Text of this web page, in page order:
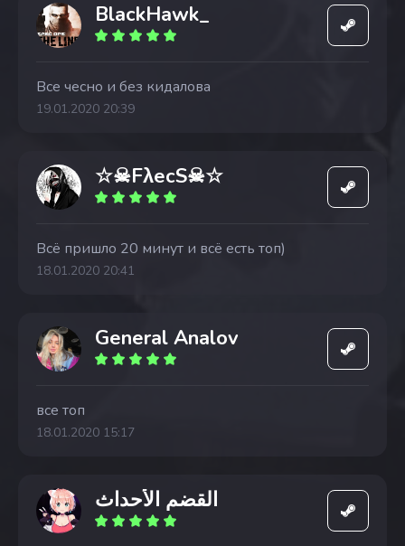
BlackHawk_
Все чесно и без кидалова
19.01.2020 20:39
☆☠FλecS☠☆
Всё пришло 20 минут и всё есть топ)
18.01.2020 20:41
General Analov
все топ
18.01.2020 15:17
القضم الأحداث